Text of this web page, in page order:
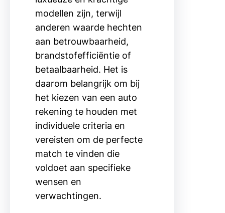
modellen zijn, terwijl
anderen waarde hechten
aan betrouwbaarheid,
brandstofefficiëntie of
betaalbaarheid. Het is
daarom belangrijk om bij
het kiezen van een auto
rekening te houden met
individuele criteria en
vereisten om de perfecte
match te vinden die
voldoet aan specifieke
wensen en
verwachtingen.